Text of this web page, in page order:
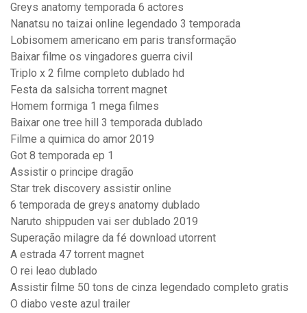
Greys anatomy temporada 6 actores
Nanatsu no taizai online legendado 3 temporada
Lobisomem americano em paris transformação
Baixar filme os vingadores guerra civil
Triplo x 2 filme completo dublado hd
Festa da salsicha torrent magnet
Homem formiga 1 mega filmes
Baixar one tree hill 3 temporada dublado
Filme a quimica do amor 2019
Got 8 temporada ep 1
Assistir o principe dragão
Star trek discovery assistir online
6 temporada de greys anatomy dublado
Naruto shippuden vai ser dublado 2019
Superação milagre da fé download utorrent
A estrada 47 torrent magnet
O rei leao dublado
Assistir filme 50 tons de cinza legendado completo gratis
O diabo veste azul trailer